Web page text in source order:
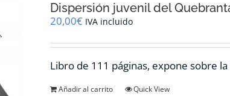
Dispersión juvenil del
20,00€ IVA incluido
Libro de 111 páginas, expone sobre
Añadir al carrito Quick View